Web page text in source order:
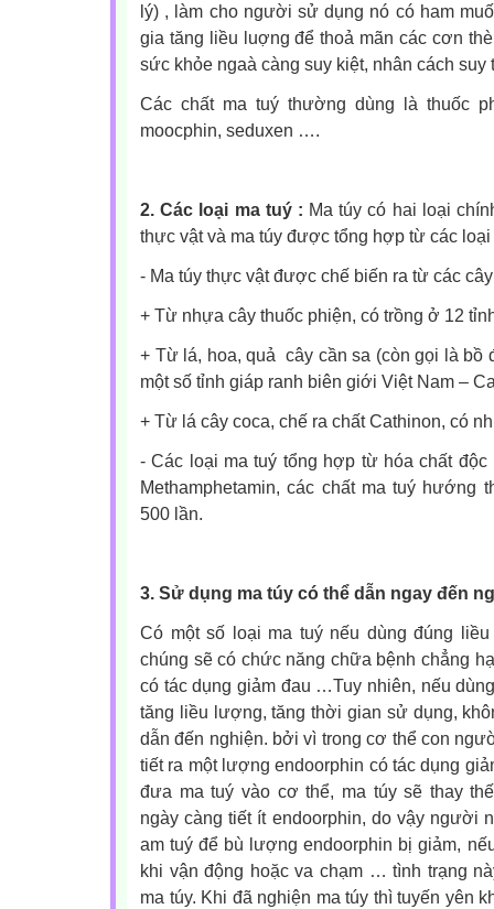
lý) , làm cho người sử dụng nó có ham
gia tăng liều luợng để thoả mãn các cơn
sức khỏe ngaà càng suy kiệt, nhân cách
Các chất ma tuý thường dùng là thuốc
moocphin, seduxen ….
2. Các loại ma tuý : Ma túy có hai loại
thực vật và ma túy được tổng hợp từ các loại
- Ma túy thực vật được chế biến ra từ các
+ Từ nhựa cây thuốc phiện, có trồng ở 12
+ Từ lá, hoa, quả cây cần sa (còn gọi là bồ
một số tỉnh giáp ranh biên giới Việt Nam –
+ Từ lá cây coca, chế ra chất Cathinon, có
-Các loại ma tuý tổng hợp từ hóa chất độc
Methamphetamin, các chất ma tuý hướng
500 lần.
3. Sử dụng ma túy có thể dẫn ngay đến
Có một số loại ma tuý nếu dùng đúng
chúng sẽ có chức năng chữa bệnh chẳng
có tác dụng giảm đau …Tuy nhiên, nếu
tăng liều lượng, tăng thời gian sử dụng,
dẫn đến nghiện. bởi vì trong cơ thể con
tiết ra một lượng endoorphin có tác dụng
đưa ma tuý vào cơ thể, ma túy sẽ thay
ngày càng tiết ít endoorphin, do vậy người
am tuý để bù lượng endoorphin bị giảm,
khi vận động hoặc va chạm … tình trạng
ma túy. Khi đã nghiện ma túy thì tuyến yên